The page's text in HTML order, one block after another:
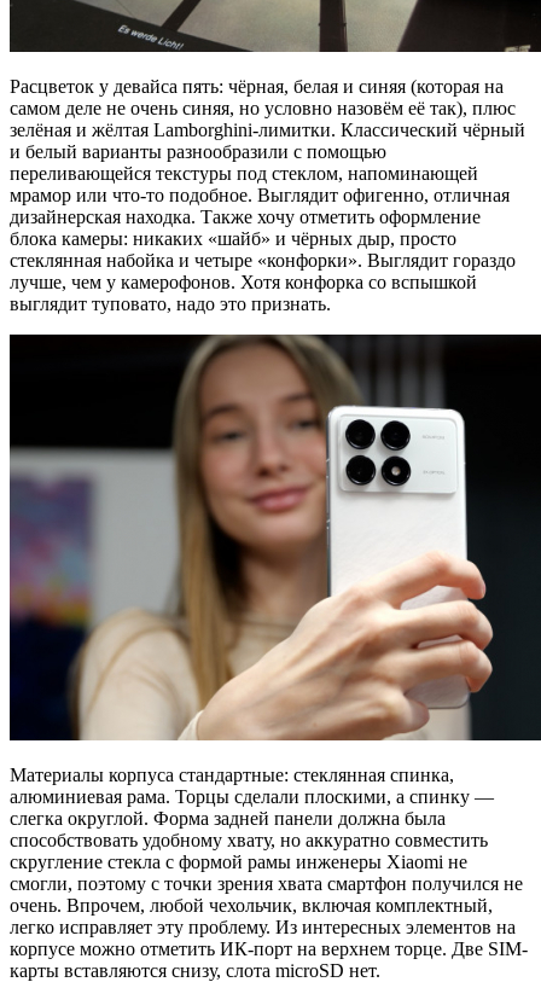
Расцветок у девайса пять: чёрная, белая и синяя (которая на
самом деле не очень синяя, но условно назовём её так), плюс
зелёная и жёлтая Lamborghini-лимитки. Классический чёрный
и белый варианты разнообразили с помощью
переливающейся текстуры под стеклом, напоминающей
мрамор или что-то подобное. Выглядит офигенно, отличная
дизайнерская находка. Также хочу отметить оформление
блока камеры: никаких «шайб» и чёрных дыр, просто
стеклянная набойка и четыре «конфорки». Выглядит гораздо
лучше, чем у камерофонов. Хотя конфорка со вспышкой
выглядит туповато, надо это признать.
Материалы корпуса стандартные: стеклянная спинка,
алюминиевая рама. Торцы сделали плоскими, а спинку —
слегка округлой. Форма задней панели должна была
способствовать удобному хвату, но аккуратно совместить
скругление стекла с формой рамы инженеры Xiaomi не
смогли, поэтому с точки зрения хвата смартфон получился не
очень. Впрочем, любой чехольчик, включая комплектный,
легко исправляет эту проблему. Из интересных элементов на
корпусе можно отметить ИК-порт на верхнем торце. Две SIM-
карты вставляются снизу, слота microSD нет.